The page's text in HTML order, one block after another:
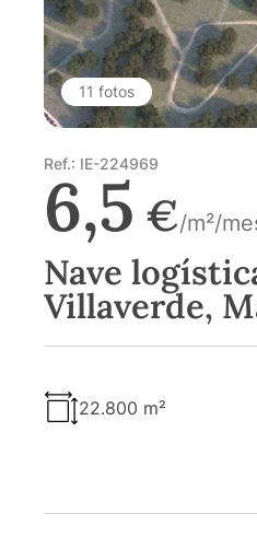
11 fotos
Ref.: IE-224969
6,5 €/m²/
Nave
Villaverde,
22.800 m²